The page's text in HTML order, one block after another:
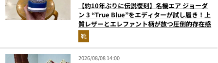
【約10年ぶりに伝説復刻】名機エア ジョーダ
ン 3 “True Blue”をエディターが試し履き！上
質レザーとエレファント柄が放つ圧倒的存在感
靴
2026/08/08 14:00